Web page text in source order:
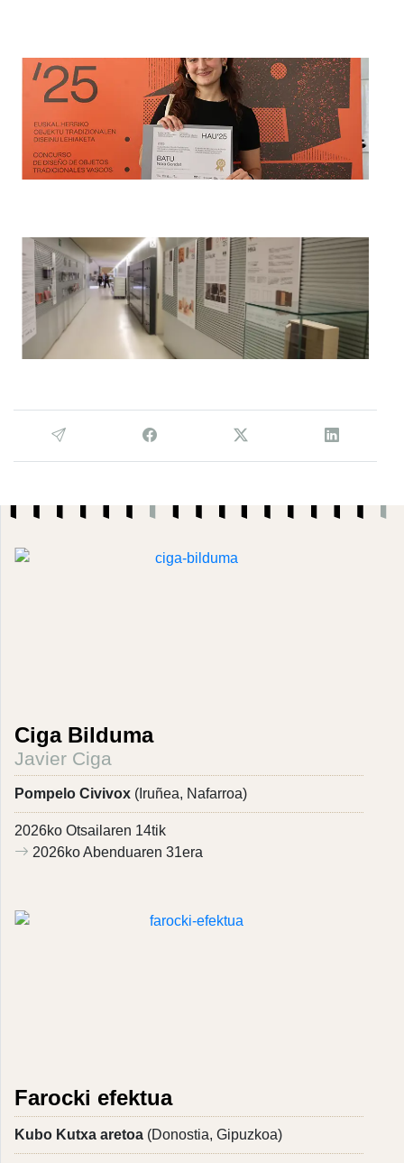
Ciga Bilduma
Javier Ciga
Pompelo Civivox (Iruñea, Nafarroa)
2026ko Otsailaren 14tik
2026ko Abenduaren 31era
Farocki efektua
Kubo Kutxa aretoa (Donostia, Gipuzkoa)